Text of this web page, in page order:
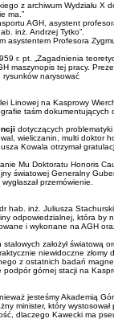
z archiwum Wydziału X
ma.”
AGH, asystent
inż. Andrzej Tytko”.
Profesora
r. pt. „Zagadnienia
maszynopis tej pracy.
narysować
Linowej na Kasprowy
taśm
dotyczących problematyki
wieliczanin, multi doktor
Kowala otrzymał
Mu Doktoratu Honoris
światowej Generalny
przemówienie.
inż. Juliusza
odpowiedzialnej, która by
i wykonane na AGH
założył
niewidoczne
z ostatnich badań
podpór górnej stacji na
jesteśmy Akademią
minister, który
dlaczego Kawecki ma